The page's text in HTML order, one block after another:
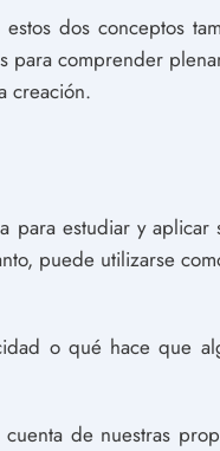
dos conceptos
para comprender
creación.
estudiar y
puede utilizarse
o qué hace que
de nuestras